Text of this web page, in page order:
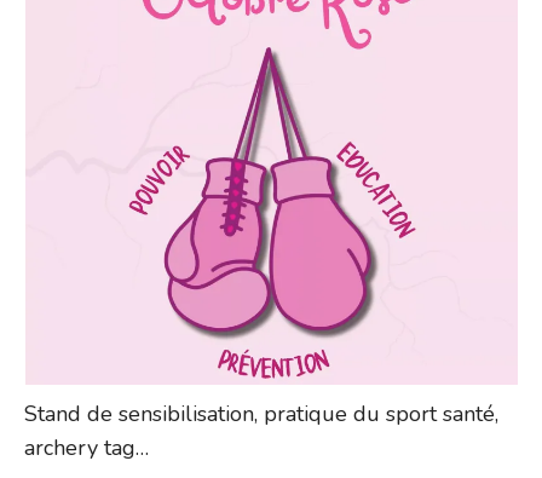
Stand de sensibilisation, pratique du sport santé,
archery tag…